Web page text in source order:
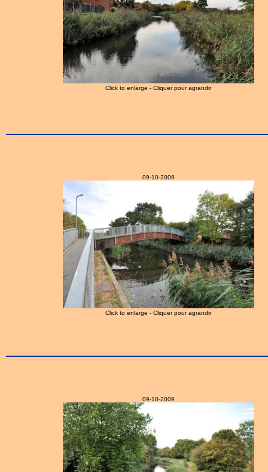
Click to enlarge - Cliquer pour agrandir
09-10-2009
Click to enlarge - Cliquer pour agrandir
09-10-2009